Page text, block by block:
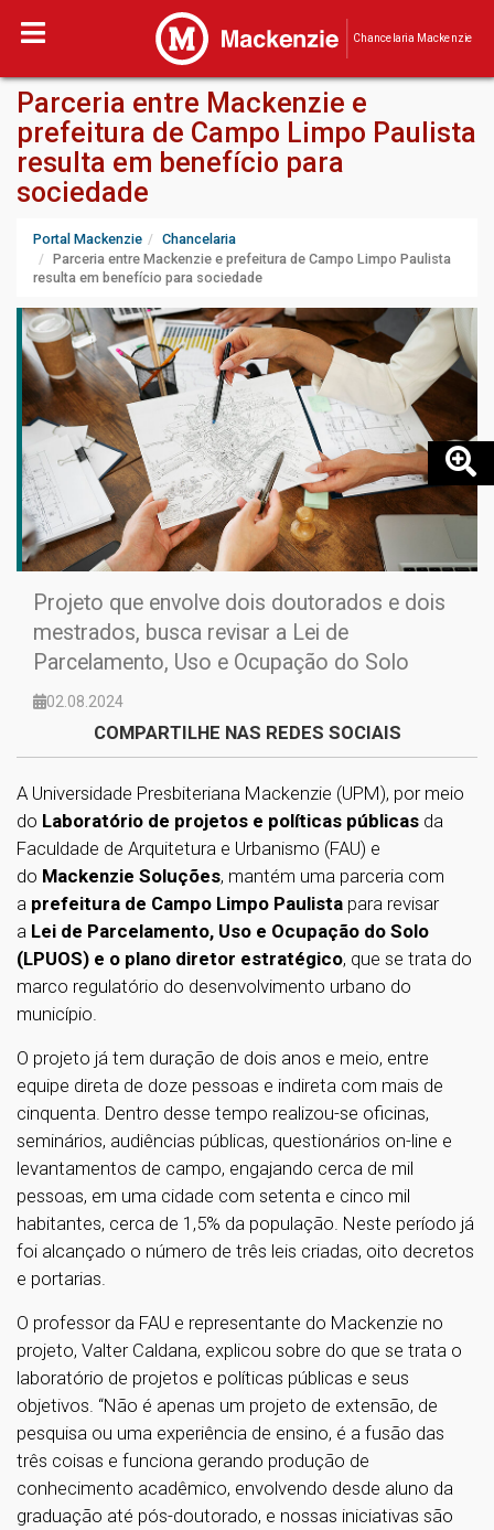
Chancelaria Mackenzie
Parceria entre Mackenzie e
prefeitura de Campo Limpo Paulista
resulta em benefício para
sociedade
Portal Mackenzie
Chancelaria
Parceria entre Mackenzie e prefeitura de Campo Limpo Paulista
resulta em benefício para sociedade
Projeto que envolve dois doutorados e dois
mestrados, busca revisar a Lei de
Parcelamento, Uso e Ocupação do Solo
02.08.2024
COMPARTILHE NAS REDES SOCIAIS
A Universidade Presbiteriana Mackenzie (UPM), por meio
do Laboratório de projetos e políticas públicas da
Faculdade de Arquitetura e Urbanismo (FAU) e
do Mackenzie Soluções, mantém uma parceria com
a prefeitura de Campo Limpo Paulista para revisar
a Lei de Parcelamento, Uso e Ocupação do Solo
(LPUOS) e o plano diretor estratégico, que se trata do
marco regulatório do desenvolvimento urbano do
município.
O projeto já tem duração de dois anos e meio, entre
equipe direta de doze pessoas e indireta com mais de
cinquenta. Dentro desse tempo realizou-se oficinas,
seminários, audiências públicas, questionários on-line e
levantamentos de campo, engajando cerca de mil
pessoas, em uma cidade com setenta e cinco mil
habitantes, cerca de 1,5% da população. Neste período já
foi alcançado o número de três leis criadas, oito decretos
e portarias.
O professor da FAU e representante do Mackenzie no
projeto, Valter Caldana, explicou sobre do que se trata o
laboratório de projetos e políticas públicas e seus
objetivos. “Não é apenas um projeto de extensão, de
pesquisa ou uma experiência de ensino, é a fusão das
três coisas e funciona gerando produção de
conhecimento acadêmico, envolvendo desde aluno da
graduação até pós-doutorado, e nossas iniciativas são